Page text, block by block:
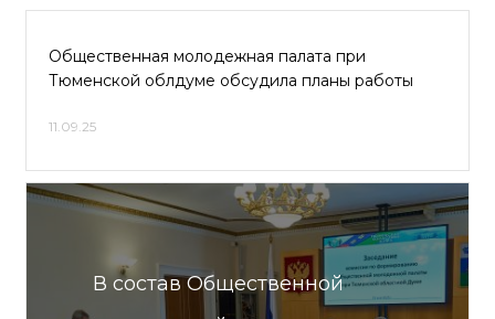
Общественная молодежная палата при
Тюменской облдуме обсудила планы работы
11.09.25
В состав Общественной